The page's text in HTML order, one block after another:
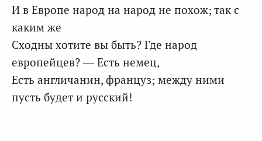
И в Европе народ на народ не похож; так с
каким же
Сходны хотите вы быть? Где народ
европейцев? — Есть немец,
Есть англичанин, француз; между ними
пусть будет и русский!